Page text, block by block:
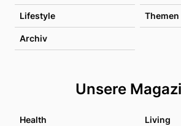
Lifestyle Themen
Archiv
Unsere
Health Living